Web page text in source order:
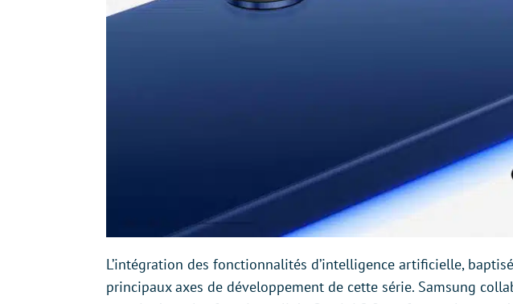
L’intégration des fonctionnalités d’intelligence artificielle,
principaux axes de développement de cette série. Samsung